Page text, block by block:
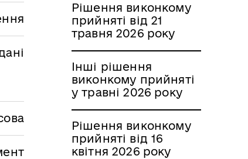
Рішення виконкому
прийняті від 21
травня 2026 року
Інші рішення
виконкому прийняті
у травні 2026 року
Рішення виконкому
прийняті від 16
квітня 2026 року